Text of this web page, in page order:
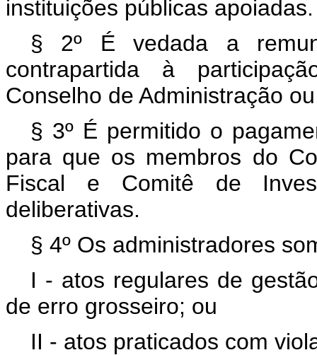
instituições públicas apoiadas.
§ 2º É vedada a
contrapartida à
Conselho de Administração
§ 3º É permitido o
para que os membros do
Fiscal e Comitê de
deliberativas.
§ 4º Os administradores
I - atos regulares de
de erro grosseiro; ou
II - atos praticados com